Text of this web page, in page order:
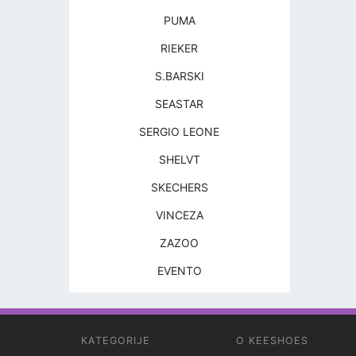
PUMA
RIEKER
S.BARSKI
SEASTAR
SERGIO LEONE
SHELVT
SKECHERS
VINCEZA
ZAZOO
EVENTO
KATEGORIJE O KEESHOES